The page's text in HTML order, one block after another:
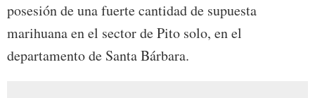
posesión de una fuerte cantidad de supuesta
marihuana en el sector de Pito solo, en el
departamento de Santa Bárbara.